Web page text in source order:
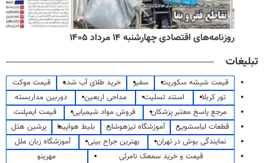
روزنامه‌های اقتصادی چهارشنبه ۱۴ مرداد ۱۴۰۵
تبلیغات
قیمت شیشه سکوریت سفیر خرید طلای آب شده
قیمت موکت
تور کربلا
استند تسلیت مداحی اربعین
دوربین مداربسته
مرجع پاسخ معتبر پزشکان
فروش مواد شیمیایی
قیمت ایمپلنت
قطعات لباسشویی
آموزشگاه تیزهوشان بلیط هواپیما
پرشین هتل
نمایندگی بوش در تهران
بهترین جراح بینی
آموزشگاه زبان ملل
قیمت و خرید سمعک نامرئی
مهرینو